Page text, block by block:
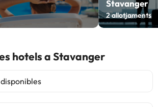
Stavanger
2allotjaments
hotels a Stavanger
disponibles